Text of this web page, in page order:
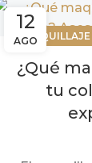
12
AGOMAQUILLAJE
¿Qué
tu